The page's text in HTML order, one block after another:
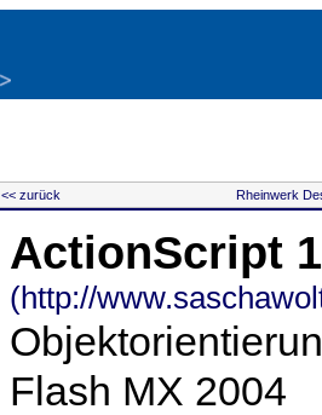
<< zurück Rheinwerk
ActionScript
(http://
Flash MX 2004